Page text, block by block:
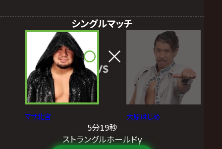
シングルマッチ
マサ北宮
VS
大原はじめ
5分19秒
ストラングルホールドγ